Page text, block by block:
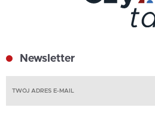
Newsletter